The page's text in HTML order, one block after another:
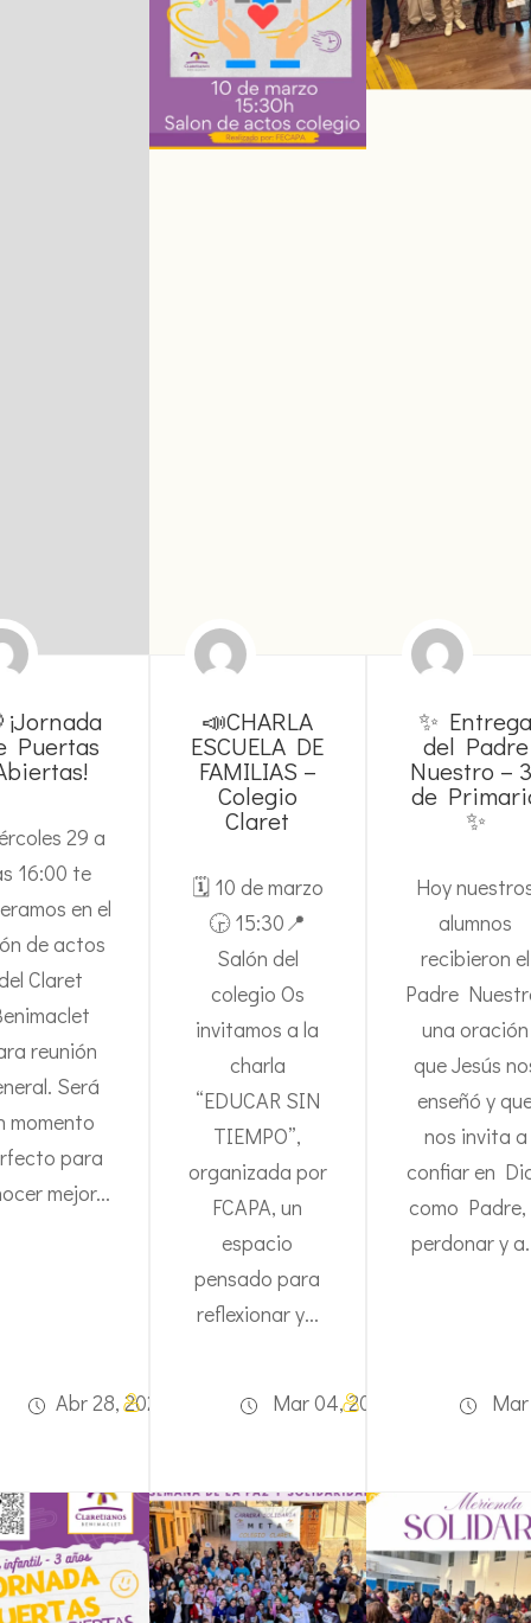
¡Jornada
Puertas
29 a
16:00 te
en el
de actos
Claret
reunión
Será
momento
para
mejor...
Abr 28, 2026
📣CHARLA
ESCUELA DE
FAMILIAS –
Colegio
Claret
🗓 10 de marzo
🕞 15:30📍
Salón del
colegio Os
invitamos a la
charla
“EDUCAR SIN
TIEMPO”,
organizada por
FCAPA, un
espacio
pensado para
reflexionar y...
Mar 04, 2026
✨
del Padre
Nuestro –
de
✨
Hoy
alumnos
recibieron el
Padre
una oración
que Jesús
enseñó y
nos invita a
confiar en
como Padre,
perdonar y